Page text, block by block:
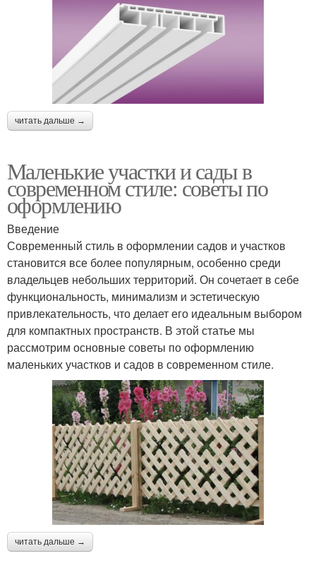
читать дальше →
Маленькие участки и сады в
современном стиле: советы по
оформлению
Введение
Современный стиль в оформлении садов и участков
становится все более популярным, особенно среди
владельцев небольших территорий. Он сочетает в себе
функциональность, минимализм и эстетическую
привлекательность, что делает его идеальным выбором
для компактных пространств. В этой статье мы
рассмотрим основные советы по оформлению
маленьких участков и садов в современном стиле.
читать дальше →